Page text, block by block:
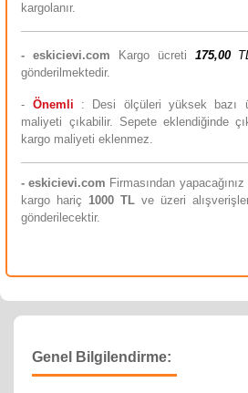
kargolanır.
-eskicievi.com Kargo ücreti 175,00
gönderilmektedir.
- Önemli
: Desi ölçüleri yüksek bazı
maliyeti çıkabilir. Sepete eklendiğinde
kargo maliyeti eklenmez.
-eskicievi.com Firmasından
kargo hariç1000 TL ve üzeri
gönderilecektir.
Genel Bilgilendirme: